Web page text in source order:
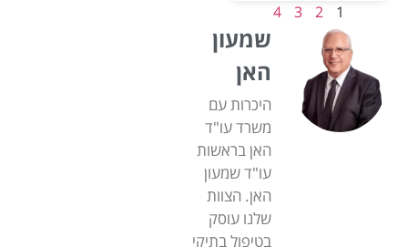
1
2
3
4
שמעון
האן
היכרות עם
משרד עו"ד
האן בראשות
עו"ד שמעון
האן. הצוות
שלנו עוסק
בטיפול בתיקי